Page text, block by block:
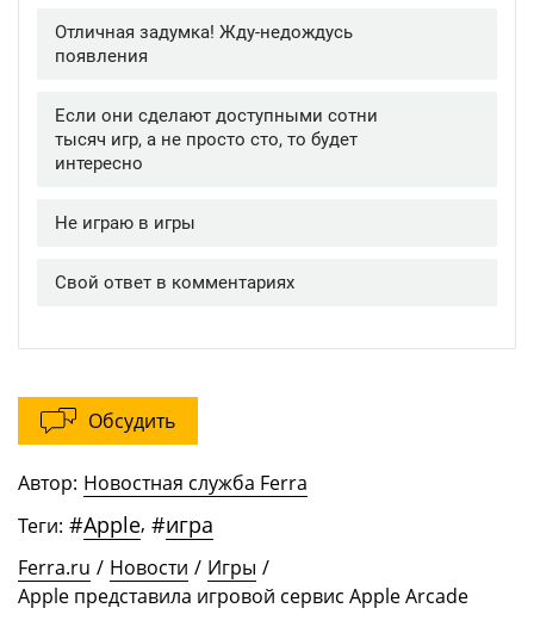
Обсудить
Автор: Новостная служба Ferra
Теги: #Apple, #игра
Ferra.ru / Новости / Игры /
Apple представила игровой сервис Apple Arcade